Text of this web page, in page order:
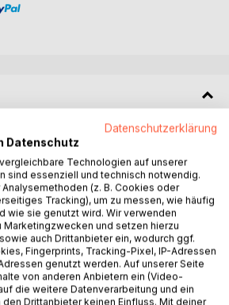
zentralen Begriffe
Alfred Adlers.
aus Arbeit, Partnerschaft
gesellschaftlichem Leben
erMUTigen wir,
Menschen zu werden.
haben wir viele
gehört, einige
im Dialog entwickelt.
Datenschutzerklärung
Datenschutz
Technologien auf unserer
sind essenziell und technisch notwendig.
(z. B. Cookies oder
Tracking), um zu messen, wie häufig
wie sie genutzt wird. Wir verwenden
und setzen hierzu
auch Drittanbieter ein, wodurch ggf.
Fingerprints, Tracking-Pixel, IP-Adressen
genutzt werden. Auf unserer Seite
von anderen Anbietern ein (Video-
die weitere Datenverarbeitung und ein
Drittanbieter keinen Einfluss. Mit deiner